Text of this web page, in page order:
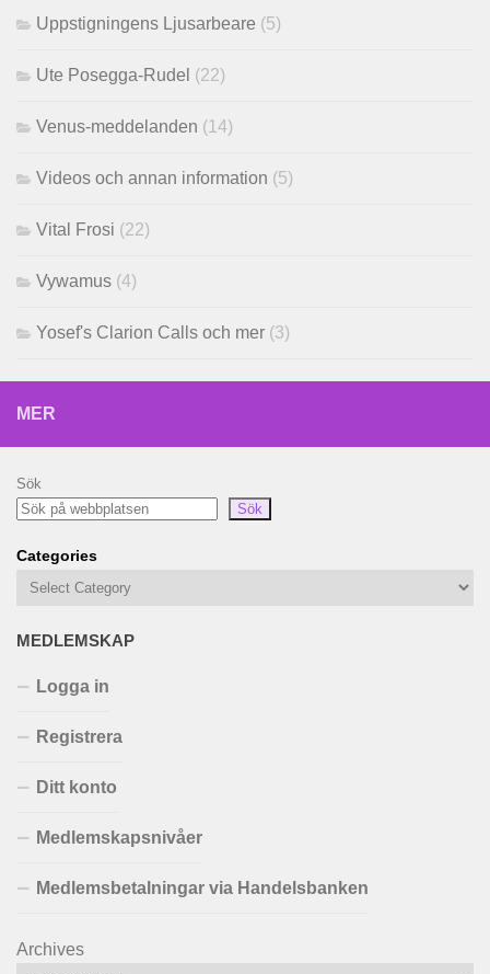
Uppstigningens Ljusarbeare (5)
Ute Posegga-Rudel (22)
Venus-meddelanden (14)
Videos och annan information (5)
Vital Frosi (22)
Vywamus (4)
Yosef's Clarion Calls och mer (3)
MER
Sök
Sök
Categories
MEDLEMSKAP
Logga in
Registrera
Ditt konto
Medlemskapsnivåer
Medlemsbetalningar via Handelsbanken
Archives